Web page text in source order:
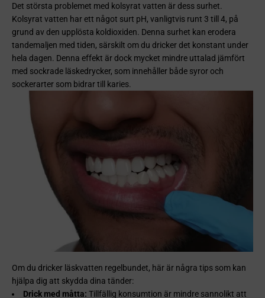
Det största problemet med kolsyrat vatten är dess surhet.
Kolsyrat vatten har ett något surt pH, vanligtvis runt 3 till 4, på
grund av den upplösta koldioxiden. Denna surhet kan erodera
tandemaljen med tiden, särskilt om du dricker det konstant under
hela dagen. Denna effekt är dock mycket mindre uttalad jämfört
med sockrade läskedrycker, som innehåller både syror och
sockerarter som bidrar till karies.
Om du dricker läskvatten regelbundet, här är några tips som kan
hjälpa dig att skydda dina tänder:
Drick med måtta: Tillfällig konsumtion är mindre sannolikt att